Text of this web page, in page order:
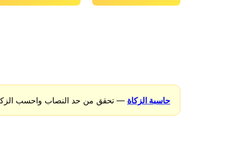
حاسبة الزكاة — تحقق من حد النصاب واحسب